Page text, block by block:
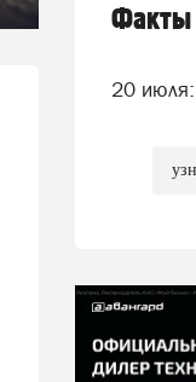
Факты
20